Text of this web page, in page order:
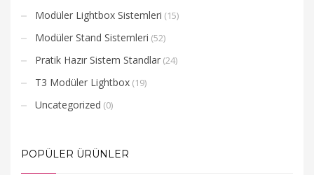
Modüler Lightbox Sistemleri (15)
Modüler Stand Sistemleri (52)
Pratik Hazır Sistem Standlar (24)
T3 Modüler Lightbox (19)
Uncategorized (0)
POPÜLER ÜRÜNLER